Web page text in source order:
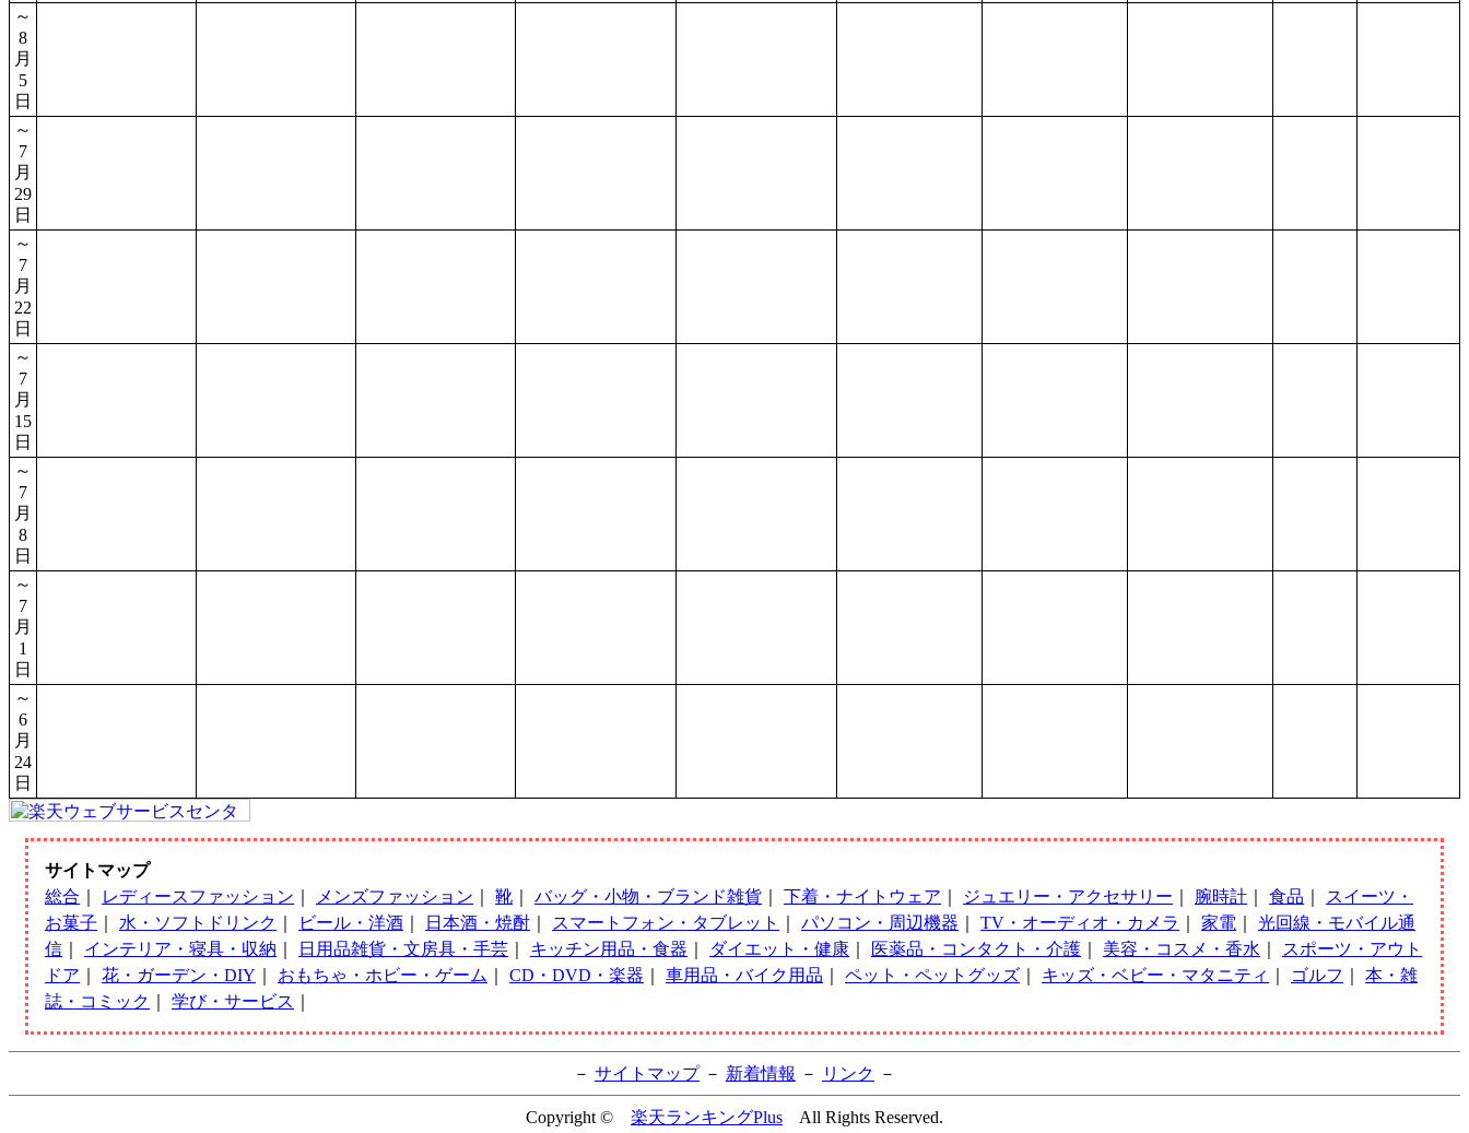
～
8
月
5
日
～
7
月
29
日
～
7
月
22
日
～
7
月
15
日
～
7
月
8
日
～
7
月
1
日
～
6
月
24
日
サイトマップ
総合
レディースファッション メンズファッション 靴 バッグ・小物・ブランド雑貨 下着・ナイトウェア ジュエリー・アクセサリー 腕時計 食品
スイーツ・
お菓子
水・ソフトドリンク ビール・洋酒 日本酒・焼酎 スマートフォン・タブレット パソコン・周辺機器 TV・オーディオ・カメラ 家電
光回線・モバイル通
信
インテリア・寝具・収納 日用品雑貨・文房具・手芸 キッチン用品・食器 ダイエット・健康 医薬品・コンタクト・介護 美容・コスメ・香水
スポーツ・アウト
ドア
花・ガーデン・DIY おもちゃ・ホビー・ゲーム CD・DVD・楽器 車用品・バイク用品 ペット・ペットグッズ キッズ・ベビー・マタニティ ゴルフ
本・雑
誌・コミック
学び・サービス
－ サイトマップ－ 新着情報 － リンク －
Copyright © 楽天ランキングPlus All Rights Reserved.